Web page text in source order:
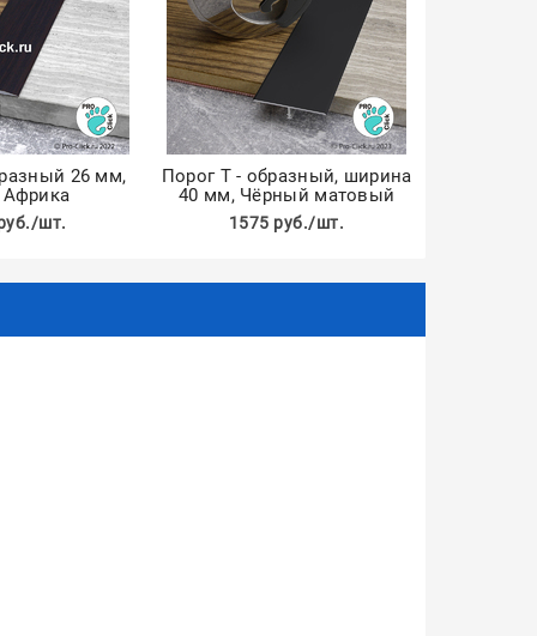
26 мм,
Африка
шт.
Порог Т - образный, ширина
40 мм, Чёрный матовый
1575 руб./шт.